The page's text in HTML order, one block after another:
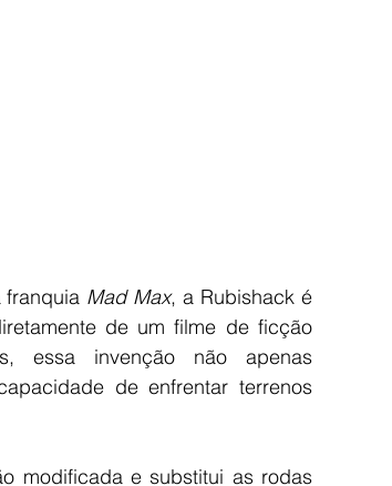
Mad Max, a Rubishack é
de um filme de ficção
essa invenção não apenas
de enfrentar terrenos
modificada e substitui as rodas